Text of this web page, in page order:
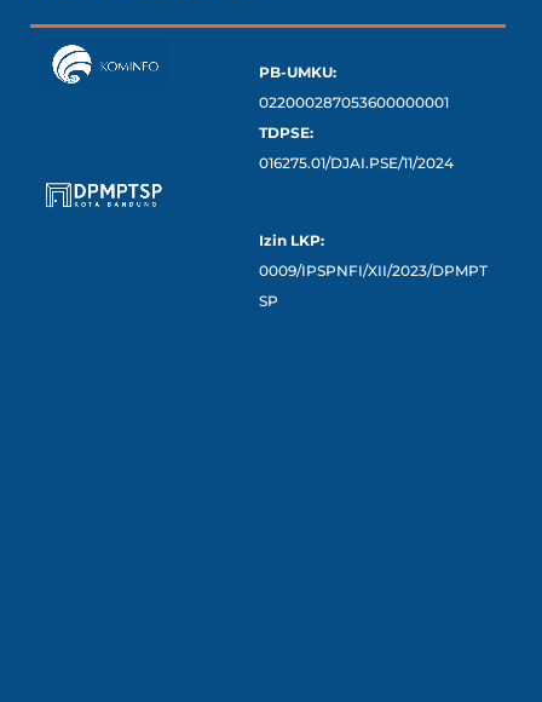
PB-UMKU:
022000287053600000001
TDPSE:
016275.01/DJAI.PSE/11/2024
Izin LKP:
0009/IPSPNFI/XII/2023/DPMPT
SP